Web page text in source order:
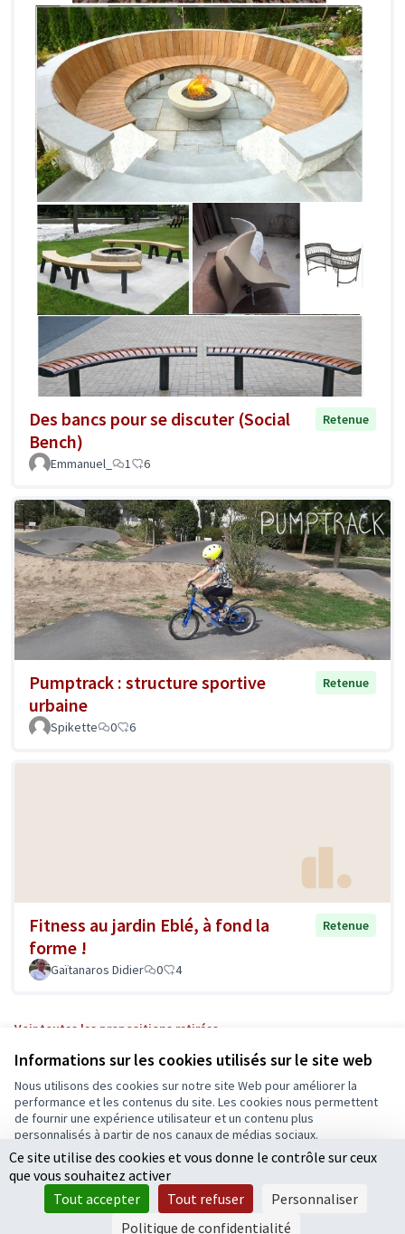
Informations sur les cookies utilisés sur le site web
Nous utilisons des cookies sur notre site Web pour améliorer la
performance et les contenus du site. Les cookies nous permettent
de fournir une expérience utilisateur et un contenu plus
personnalisés à partir de nos canaux de médias sociaux.
Tout accepter
Accepter seulement les cookies essentiels
Paramètres
Des bancs pour se discuter (Social
Bench)
Retenue
Emmanuel_ 1 6
Pumptrack : structure sportive
urbaine
Retenue
Spikette 0 6
Fitness au jardin Eblé, à fond la
forme !
Retenue
Gaïtanaros Didier 0 4
Voir toutes les propositions retirées
Conditions d'utilisation
Paramètres des cookies
Ecrivons Angers sur X
(Lien externe)
Ecrivons Angers sur Facebook
(Lien externe)
logiciel libre Decidim .
Licence
(Lien
Ce site utilise des cookies et vous donne le contrôle sur ceux
que vous souhaitez activer
Tout accepter
Tout refuser
Personnaliser
Politique de confidentialité